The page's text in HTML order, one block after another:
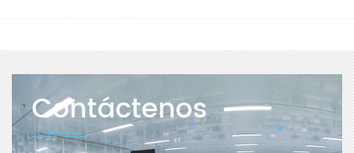
Contáctenos